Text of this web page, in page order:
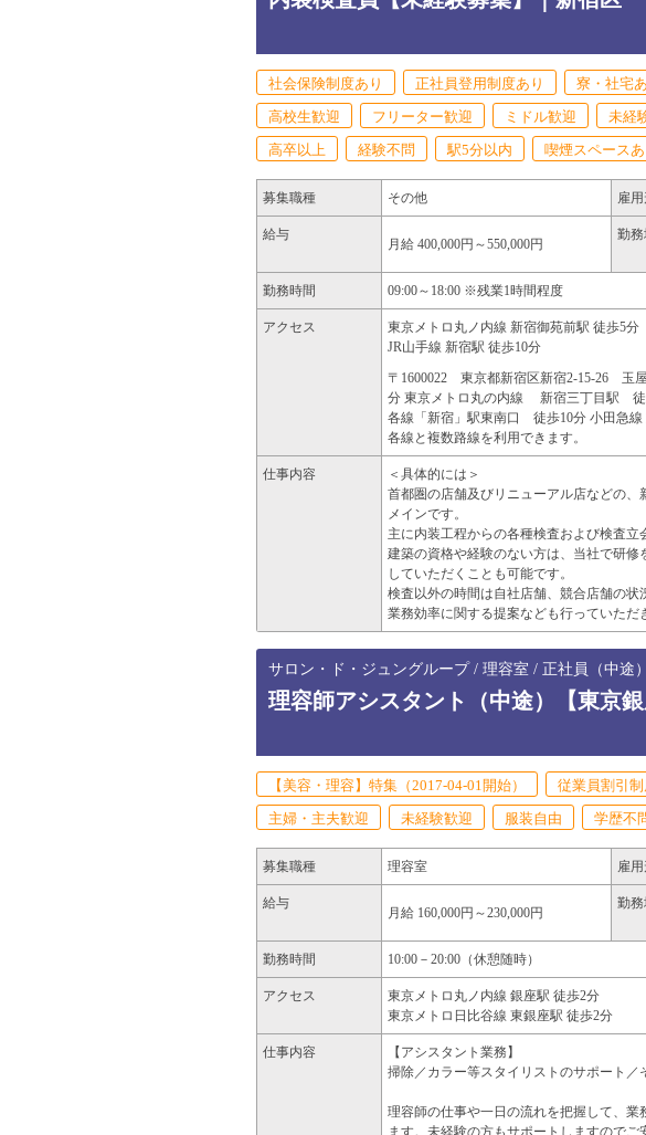
社会保険制度あり 正社員登用制度あり 寮・社宅
高校生歓迎
フリーター歓迎 ミドル歓迎 未経
高卒以上
経験不問 駅5分以内 喫煙スペースあ
募集職種 その他 雇
給与
月給 400,000円～550,000円
勤
勤務時間 09:00～18:00 ※残業1時間程度
アクセス
東京メトロ丸ノ内線 新宿御苑前駅 徒歩5分
JR山手線 新宿駅 徒歩10分
〒1600022 東京都新宿区新宿2-15-26 玉
分 東京メトロ丸の内線 新宿三丁目駅 徒
各線「新宿」駅東南口 徒歩10分 小田急線
各線と複数路線を利用できます。
仕事内容
＜具体的には＞
首都圏の店舗及びリニューアル店などの
メインです。
主に内装工程からの各種検査および検査立
建築の資格や経験のない方は、当社で研
していただくことも可能です。
検査以外の時間は自社店舗、競合店舗の
業務効率に関する提案なども行っていただ
サロン・ド・ジュングループ / 理容室 / 正社員（中途）
理容師アシスタント（中途）【東京
【美容・理容】特集（2017-04-01開始） 従業員割引制
主婦・主夫歓迎
未経験歓迎 服装自由 学歴不
募集職種 理容室 雇
給与
月給 160,000円～230,000円
勤
勤務時間 10:00－20:00（休憩随時）
アクセス
東京メトロ丸ノ内線 銀座駅 徒歩2分
東京メトロ日比谷線 東銀座駅 徒歩2分
仕事内容
【アシスタント業務】
掃除／カラー等スタイリストのサポート／
理容師の仕事や一日の流れを把握して、
ます。未経験の方もサポートしますので